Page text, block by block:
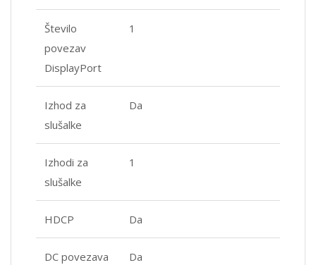
Število
povezav
DisplayPort
1
Izhod za
slušalke
Da
Izhodi za
slušalke
1
HDCP Da
DC povezava Da